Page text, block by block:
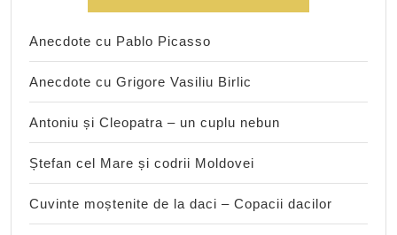
Anecdote cu Pablo Picasso
Anecdote cu Grigore Vasiliu Birlic
Antoniu și Cleopatra – un cuplu nebun
Ștefan cel Mare și codrii Moldovei
Cuvinte moștenite de la daci – Copacii dacilor